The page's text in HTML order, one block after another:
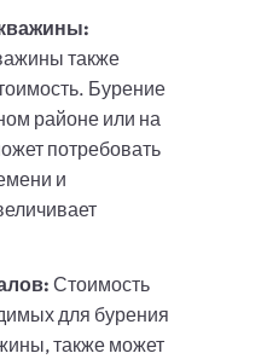
также
Бурение
районе или на
потребовать
и
Стоимость
для бурения
также может